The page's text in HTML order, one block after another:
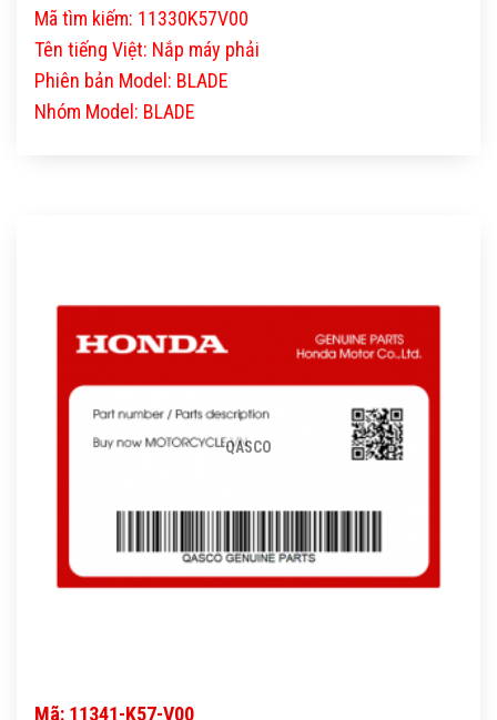
Mã tìm kiếm: 11330K57V00
Tên tiếng Việt: Nắp máy phải
Phiên bản Model: BLADE
Nhóm Model: BLADE
QASCO
Mã: 11341-K57-V00